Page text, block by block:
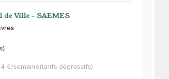
de Ville - SAEMES
€/semaine(tarifs dégressifs)